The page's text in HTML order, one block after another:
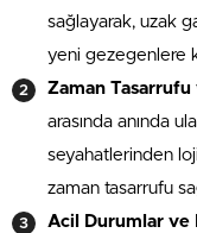
sağlayarak, uzak
yeni gezegenlere
Zaman Tasarrufu
arasında anında
seyahatlerinden
zaman tasarrufu
Acil Durumlar ve